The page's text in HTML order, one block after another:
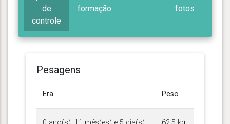
de
controle
formação
fotos
Pesagens
Era Peso